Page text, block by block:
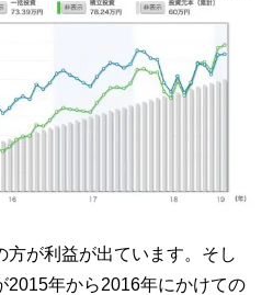
方が利益が出ています。そし
2015年から2016年にかけての